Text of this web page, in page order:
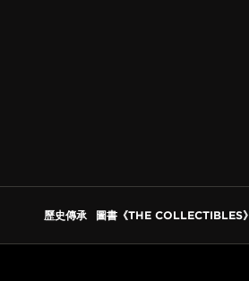
歷史傳承 圖書《THE COLLECTIBLES》